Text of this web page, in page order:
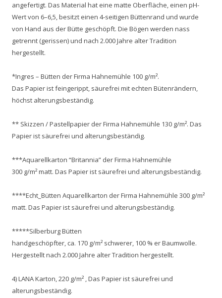
angefertigt. Das Material hat eine matte Oberfläche, einen pH-
Wert von 6–6,5, besitzt einen 4-seitigen Büttenrand und wurde
von Hand aus der Bütte geschöpft. Die Bögen werden nass
getrennt (gerissen) und nach 2.000 Jahre alter Tradition
hergestellt.
*Ingres – Bütten der Firma Hahnemühle 100 g/m².
Das Papier ist feingerippt, säurefrei mit echten Bütenrändern,
höchst alterungsbeständig.
** Skizzen / Pastellpapier der Firma Hahnemühle 130 g/m². Das
Papier ist säurefrei und alterungsbeständig.
***Aquarellkarton “Britannia” der Firma Hahnemühle
300 g/m² matt. Das Papier ist säurefrei und alterungsbeständig.
****Echt_Bütten Aquarellkarton der Firma Hahnemühle 300 g/m²
matt. Das Papier ist säurefrei und alterungsbeständig.
*****Silberburg Bütten
handgeschöpfter, ca. 170 g/m² schwerer, 100 % er Baumwolle.
Hergestellt nach 2.000 Jahre alter Tradition hergestellt.
4) LANA Karton, 220 g/m² , Das Papier ist säurefrei und
alterungsbeständig.